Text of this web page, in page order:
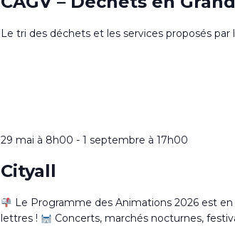
Le tri des déchets et les services proposés
29 mai à 8h00 - 1 septembre à 17h00
Cityall
Le Programme des Animations 2026 est
lettres !
Concerts, marchés nocturnes,